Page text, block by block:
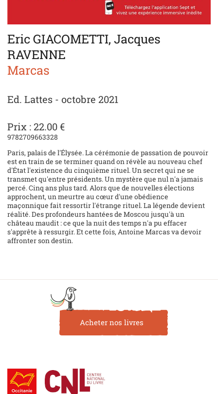
Eric GIACOMETTI, Jacques
RAVENNE
Marcas
Ed. Lattes - octobre 2021
Prix : 22.00 €
9782709663328
Paris, palais de l'Élysée. La cérémonie de passation de pouvoir
est en train de se terminer quand on révèle au nouveau chef
d'État l'existence du cinquième rituel. Un secret qui ne se
transmet qu'entre présidents. Un mystère que nul n'a jamais
percé. Cinq ans plus tard. Alors que de nouvelles élections
approchent, un meurtre au cœur d'une obédience
maçonnique fait ressortir l'étrange rituel. La légende devient
réalité. Des profondeurs hantées de Moscou jusqu'à un
château maudit : ce que la nuit des temps n'a pu effacer
s'apprête à ressurgir. Et cette fois, Antoine Marcas va devoir
affronter son destin.
Acheter nos livres